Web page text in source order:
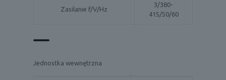
Zasilanie f/V/Hz
3/380-
415/50/60
Jednostka wewnętrzna